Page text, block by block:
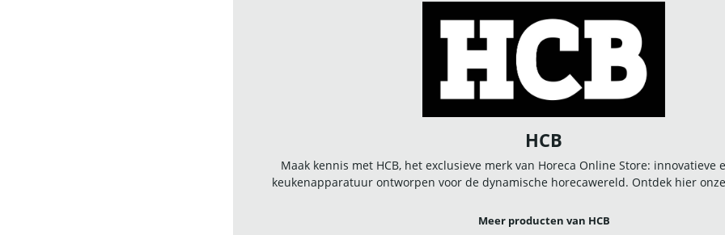
HCB
Maak kennis met HCB, het exclusieve merk van Horeca Online Store: innovatieve
keukenapparatuur ontworpen voor de dynamische horecawereld. Ontdek hier
Meer producten van HCB